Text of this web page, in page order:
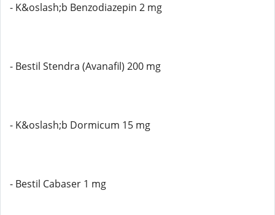
- K&oslash;b Benzodiazepin 2 mg
- Bestil Stendra (Avanafil) 200 mg
- K&oslash;b Dormicum 15 mg
- Bestil Cabaser 1 mg